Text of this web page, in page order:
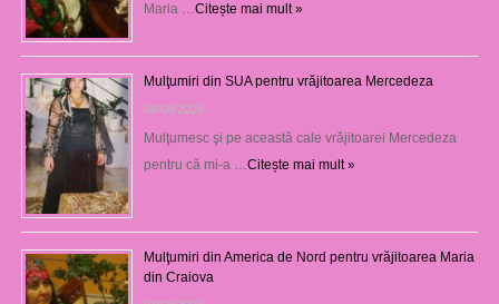
Maria …Citește mai mult »
Mulţumiri din SUA pentru vrăjitoarea Mercedeza
08/08/2026
Mulţumesc şi pe această cale vrăjitoarei Mercedeza
pentru că mi-a …Citește mai mult »
Mulţumiri din America de Nord pentru vrăjitoarea Maria
din Craiova